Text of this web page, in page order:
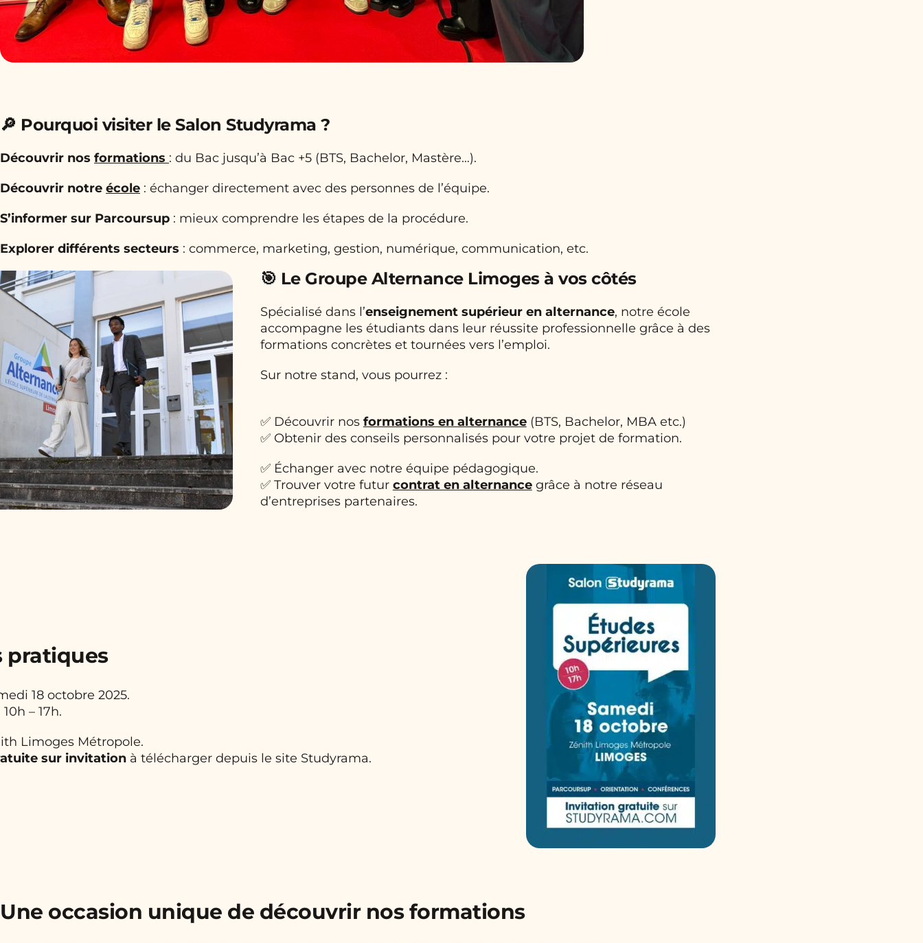
🔎 Pourquoi visiter le Salon Studyrama ?
Découvrir nos formations : du Bac jusqu’à Bac +5 (BTS, Bachelor, Mastère…).
Découvrir notre école : échanger directement avec des personnes de l’équipe.
S’informer sur Parcoursup : mieux comprendre les étapes de la procédure.
Explorer différents secteurs : commerce, marketing, gestion, numérique, communication, etc.
🎯 Le Groupe Alternance Limoges à vos côtés
Spécialisé dans l’enseignement supérieur en alternance, notre école
accompagne les étudiants dans leur réussite professionnelle grâce à des
formations concrètes et tournées vers l’emploi.
Sur notre stand, vous pourrez :
✅ Découvrir nos formations en alternance(BTS, Bachelor, MBA etc.)
✅ Obtenir des conseils personnalisés pour votre projet de formation.
✅ Échanger avec notre équipe pédagogique.
✅ Trouver votre futur contrat en alternancegrâce à notre réseau
d’entreprises partenaires.
pratiques
18 octobre 2025.
– 17h.
Limoges Métropole.
sur invitation à télécharger depuis le site Studyrama.
Une occasion unique de découvrir nos formations